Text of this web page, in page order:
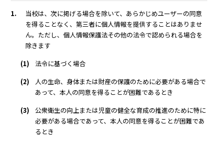
1.
当校は、次に掲げる場合を除いて、あらかじめユーザーの同意
を得ることなく、第三者に個人情報を提供することはありませ
ん。ただし、個人情報保護法その他の法令で認められる場合を
除きます
(1)
法令に基づく場合
(2)
人の生命、身体または財産の保護のために必要がある場合で
あって、本人の同意を得ることが困難であるとき
(3)
公衆衛生の向上または児童の健全な育成の推進のために特に
必要がある場合であって、本人の同意を得ることが困難であ
るとき